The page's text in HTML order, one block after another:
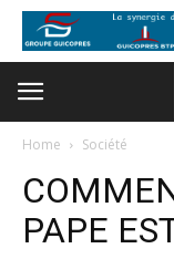
Home Société
PAPE